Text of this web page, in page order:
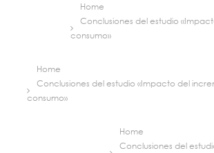
Home
Conclusiones del estudio
consumo»
Home
Conclusiones del estudio «Impacto del
consumo»
Home
Conclusiones del